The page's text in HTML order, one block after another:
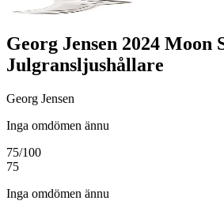
Georg Jensen 2024 Moon
Julgransljushållare
Georg Jensen
Inga omdömen ännu
75/100
75
Inga omdömen ännu